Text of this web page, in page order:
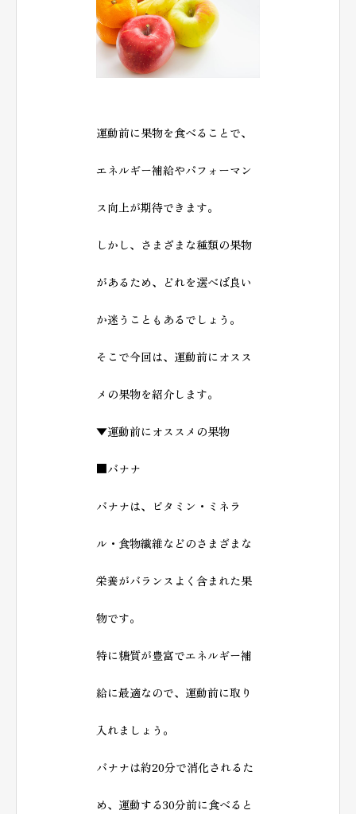
運動前に果物を食べることで、
エネルギー補給やパフォーマン
ス向上が期待できます。
しかし、さまざまな種類の果物
があるため、どれを選べば良い
か迷うこともあるでしょう。
そこで今回は、運動前にオスス
メの果物を紹介します。
▼運動前にオススメの果物
■バナナ
バナナは、ビタミン・ミネラ
ル・食物繊維などのさまざまな
栄養がバランスよく含まれた果
物です。
特に糖質が豊富でエネルギー補
給に最適なので、運動前に取り
入れましょう。
バナナは約20分で消化されるた
め、運動する30分前に食べると